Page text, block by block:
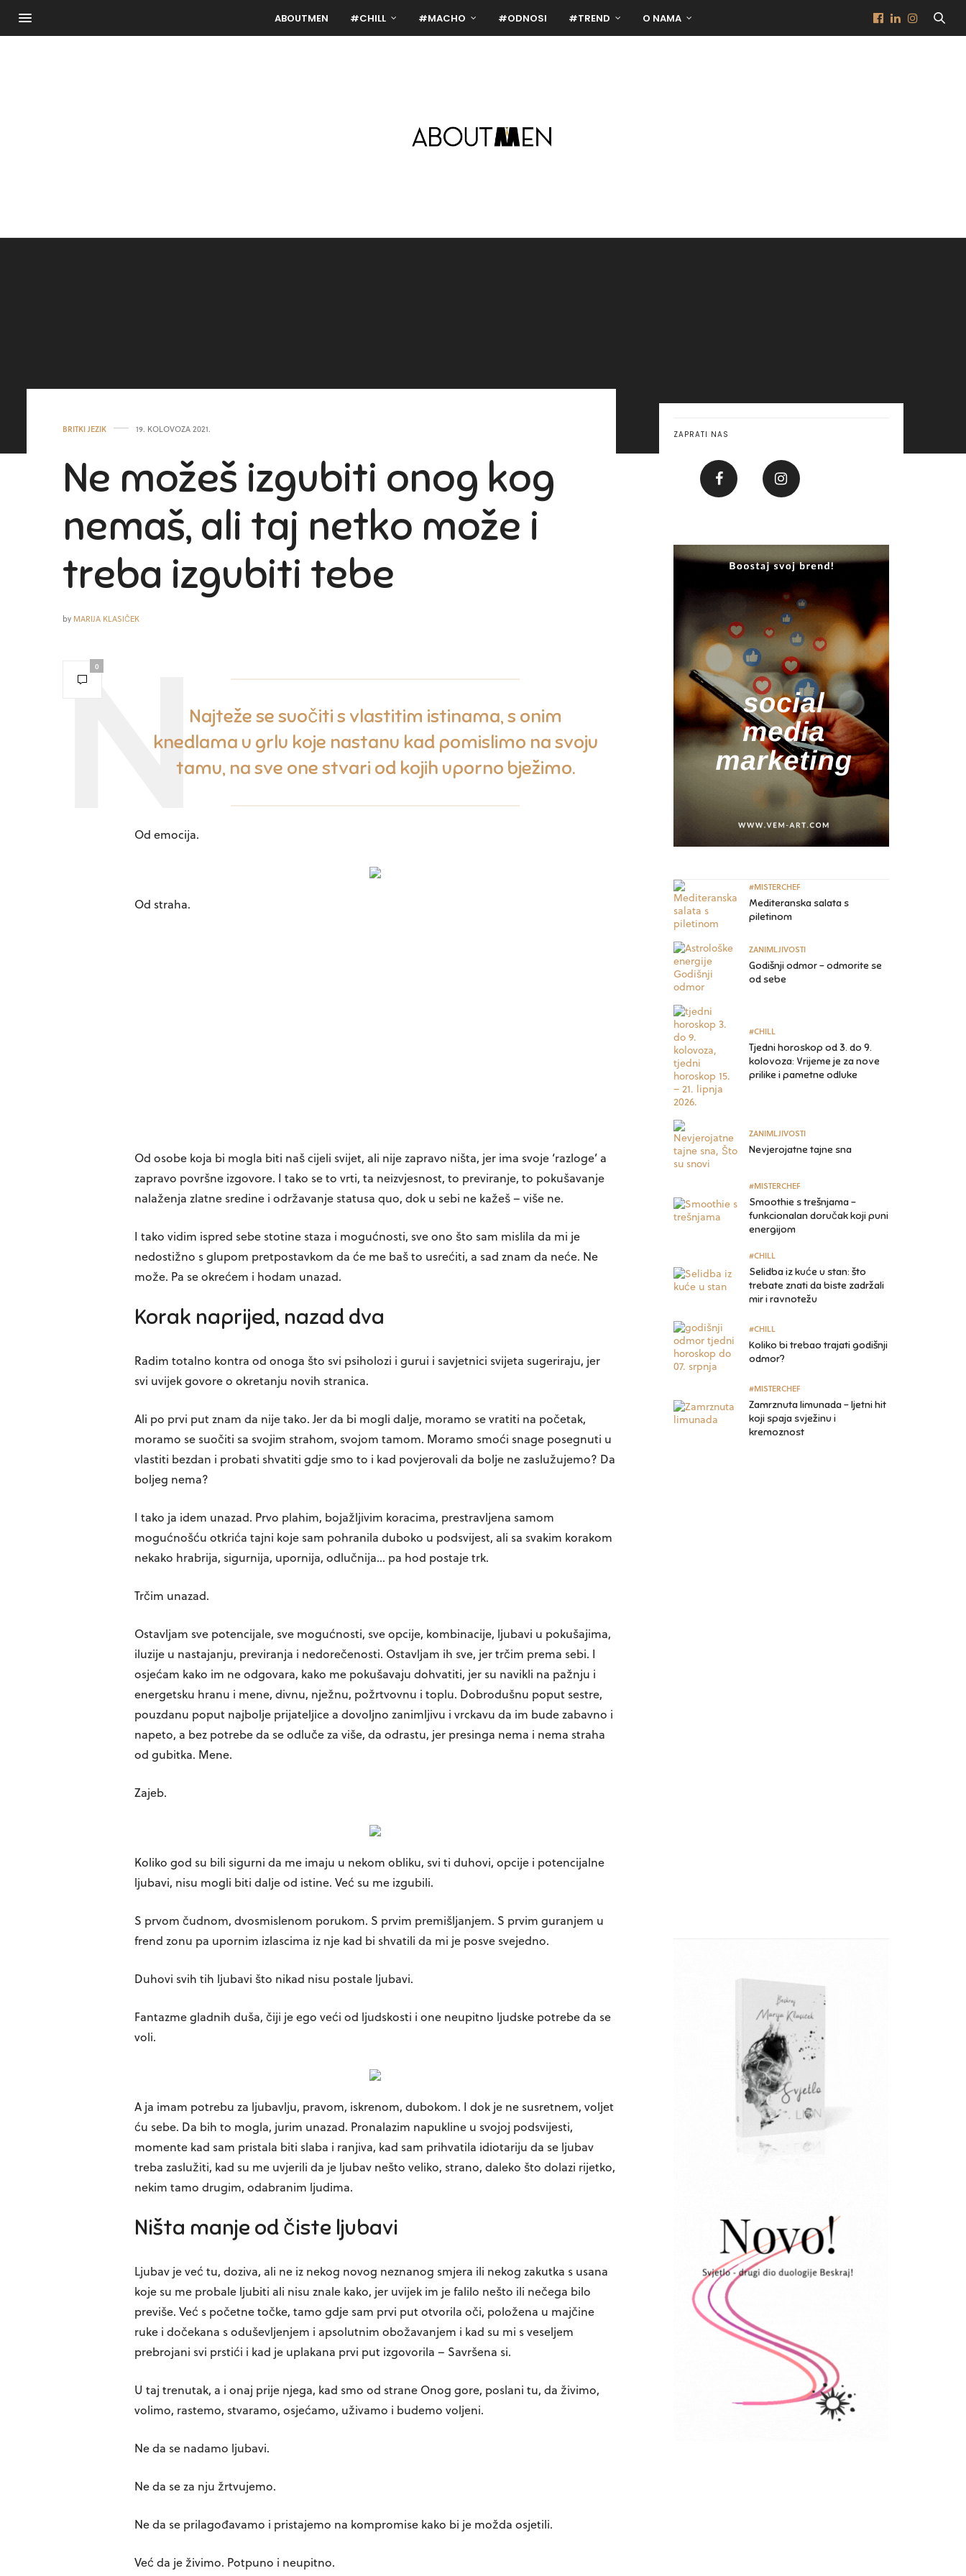
ABOUTMEN #CHILL #MACHO #ODNOSI #TREND O NAMA
BRITKI JEZIK 19. KOLOVOZA 2021.
Ne možeš izgubiti onog kog
nemaš, ali taj netko može i
treba izgubiti tebe
by MARIJA KLASIČEK
0
Najteže se suočiti s vlastitim istinama, s onim
knedlama u grlu koje nastanu kad pomislimo na svoju
tamu, na sve one stvari od kojih uporno bježimo.
Od emocija.
Od straha.
Od osobe koja bi mogla biti naš cijeli svijet, ali nije zapravo ništa, jer ima svoje ‘razloge’ a
zapravo površne izgovore. I tako se to vrti, ta neizvjesnost, to previranje, to pokušavanje
nalaženja zlatne sredine i održavanje statusa quo, dok u sebi ne kažeš – više ne.
I tako vidim ispred sebe stotine staza i mogućnosti, sve ono što sam mislila da mi je
nedostižno s glupom pretpostavkom da će me baš to usrećiti, a sad znam da neće. Ne
može. Pa se okrećem i hodam unazad.
Korak naprijed, nazad dva
Radim totalno kontra od onoga što svi psiholozi i gurui i savjetnici svijeta sugeriraju, jer
svi uvijek govore o okretanju novih stranica.
Ali po prvi put znam da nije tako. Jer da bi mogli dalje, moramo se vratiti na početak,
moramo se suočiti sa svojim strahom, svojom tamom. Moramo smoći snage posegnuti u
vlastiti bezdan i probati shvatiti gdje smo to i kad povjerovali da bolje ne zaslužujemo? Da
boljeg nema?
I tako ja idem unazad. Prvo plahim, bojažljivim koracima, prestravljena samom
mogućnošću otkrića tajni koje sam pohranila duboko u podsvijest, ali sa svakim korakom
nekako hrabrija, sigurnija, upornija, odlučnija… pa hod postaje trk.
Trčim unazad.
Ostavljam sve potencijale, sve mogućnosti, sve opcije, kombinacije, ljubavi u pokušajima,
iluzije u nastajanju, previranja i nedorečenosti. Ostavljam ih sve, jer trčim prema sebi. I
osjećam kako im ne odgovara, kako me pokušavaju dohvatiti, jer su navikli na pažnju i
energetsku hranu i mene, divnu, nježnu, požrtvovnu i toplu. Dobrodušnu poput sestre,
pouzdanu poput najbolje prijateljice a dovoljno zanimljivu i vrckavu da im bude zabavno i
napeto, a bez potrebe da se odluče za više, da odrastu, jer presinga nema i nema straha
od gubitka. Mene.
Zajeb.
Koliko god su bili sigurni da me imaju u nekom obliku, svi ti duhovi, opcije i potencijalne
ljubavi, nisu mogli biti dalje od istine. Već su me izgubili.
S prvom čudnom, dvosmislenom porukom. S prvim premišljanjem. S prvim guranjem u
frend zonu pa upornim izlascima iz nje kad bi shvatili da mi je posve svejedno.
Duhovi svih tih ljubavi što nikad nisu postale ljubavi.
Fantazme gladnih duša, čiji je ego veći od ljudskosti i one neupitno ljudske potrebe da se
voli.
A ja imam potrebu za ljubavlju, pravom, iskrenom, dubokom. I dok je ne susretnem, voljet
ću sebe. Da bih to mogla, jurim unazad. Pronalazim napukline u svojoj podsvijesti,
momente kad sam pristala biti slaba i ranjiva, kad sam prihvatila idiotariju da se ljubav
treba zaslužiti, kad su me uvjerili da je ljubav nešto veliko, strano, daleko što dolazi rijetko,
nekim tamo drugim, odabranim ljudima.
Ništa manje od čiste ljubavi
Ljubav je već tu, doziva, ali ne iz nekog novog neznanog smjera ili nekog zakutka s usana
koje su me probale ljubiti ali nisu znale kako, jer uvijek im je falilo nešto ili nečega bilo
previše. Već s početne točke, tamo gdje sam prvi put otvorila oči, položena u majčine
ruke i dočekana s oduševljenjem i apsolutnim obožavanjem i kad su mi s veseljem
prebrojani svi prstići i kad je uplakana prvi put izgovorila – Savršena si.
U taj trenutak, a i onaj prije njega, kad smo od strane Onog gore, poslani tu, da živimo,
volimo, rastemo, stvaramo, osjećamo, uživamo i budemo voljeni.
Ne da se nadamo ljubavi.
Ne da se za nju žrtvujemo.
Ne da se prilagođavamo i pristajemo na kompromise kako bi je možda osjetili.
Već da je živimo. Potpuno i neupitno.
ZAPRATI NAS
#MISTERCHEF
Mediteranska salata s
piletinom
ZANIMLJIVOSTI
Godišnji odmor – odmorite se
od sebe
#CHILL
Tjedni horoskop od 3. do 9.
kolovoza: Vrijeme je za nove
prilike i pametne odluke
ZANIMLJIVOSTI
Nevjerojatne tajne sna
#MISTERCHEF
Smoothie s trešnjama –
funkcionalan doručak koji puni
energijom
#CHILL
Selidba iz kuće u stan: što
trebate znati da biste zadržali
mir i ravnotežu
#CHILL
Koliko bi trebao trajati godišnji
odmor?
#MISTERCHEF
Zamrznuta limunada – ljetni hit
koji spaja svježinu i
kremoznost